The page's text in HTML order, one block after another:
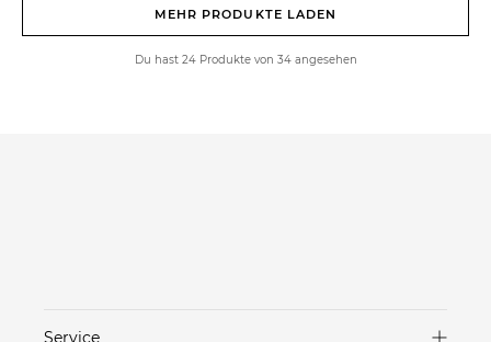
MEHR PRODUKTE LADEN
Du hast 24 Produkte von 34 angesehen
Service